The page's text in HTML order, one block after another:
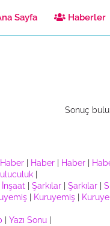
Sayfa Haberler
Sonuç
Haber Haber Haber
İnşaat Şarkılar Şarkılar
Kuruyemiş
Yazı Sonu